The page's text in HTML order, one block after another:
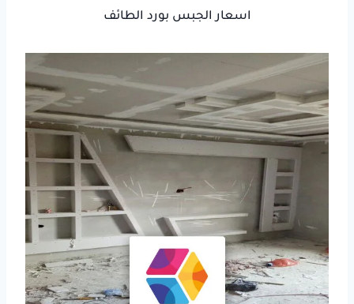
اسعار الجبس بورد الطائف